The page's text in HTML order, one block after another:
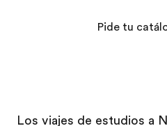
Trabajos
Pide tu
Los viajes de estudios a